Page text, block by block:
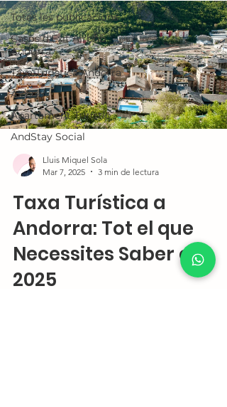
Totes les publicacions
Casos d'Èxit Airbnb
Andorra
Taxa Turística Andorra
Airbnb
Apartament Turístic
AndStay Social
Lluis Miquel Sola
Mar 7, 2025
3 min de lectura
Taxa Turística a
Andorra: Tot el que
Necessites Saber el
2025